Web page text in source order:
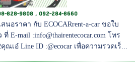
828-9808 , 092-284-8660
นอราคา กับ ECOCARrent-a-car ขอใบ
E-mail :info@thairentecocar.com โทร
ณเอ๋ Line ID :@ecocar เพื่อความรวดเร็...